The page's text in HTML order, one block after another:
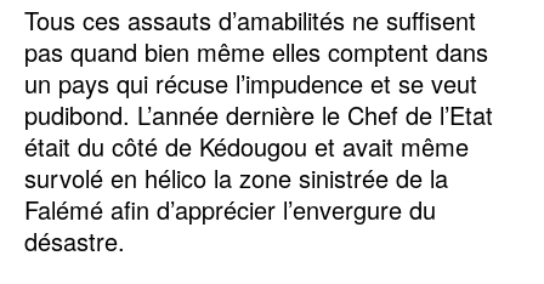
Tous ces assauts d’amabilités ne suffisent
pas quand bien même elles comptent dans
un pays qui récuse l’impudence et se veut
pudibond. L’année dernière le Chef de l’Etat
était du côté de Kédougou et avait même
survolé en hélico la zone sinistrée de la
Falémé afin d’apprécier l’envergure du
désastre.